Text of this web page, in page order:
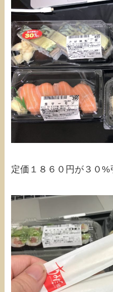
定価１８６０円が３０%